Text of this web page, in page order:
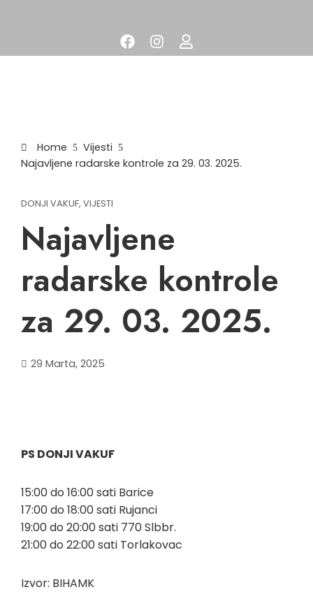
Home
Vijesti
Najavljene radarske kontrole za 29. 03. 2025.
DONJI VAKUF, VIJESTI
Najavljene
radarske kontrole
za 29. 03. 2025.
29 Marta, 2025
PS DONJI VAKUF
15:00 do 16:00 sati Barice
17:00 do 18:00 sati Rujanci
19:00 do 20:00 sati 770 Slbbr.
21:00 do 22:00 sati Torlakovac
Izvor: BIHAMK